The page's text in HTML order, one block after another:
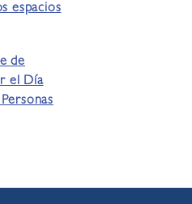
espacios
de
el Día